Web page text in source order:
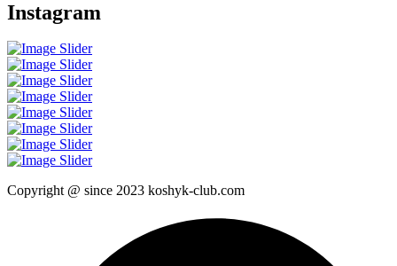
Instagram
Copyright @ since 2023 koshyk-club.com